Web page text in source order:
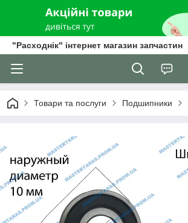
"Расходнік" інтернет магазин запчастин
Товари та послуги Подшипники